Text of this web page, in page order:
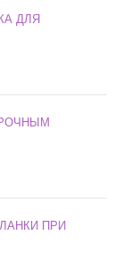
ДЛЯ
ПРИ